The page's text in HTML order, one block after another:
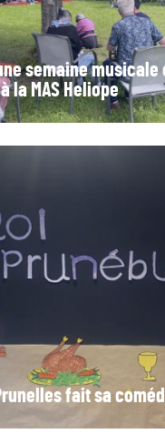
semaine musicale
la MAS Heliope
fait sa